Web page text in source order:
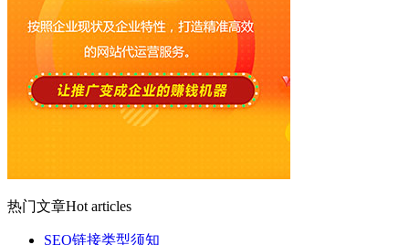
热门文章Hot articles
SEO链接类型须知